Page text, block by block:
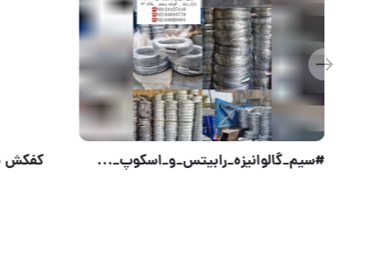
#کمپرسور #باد #هیوندای